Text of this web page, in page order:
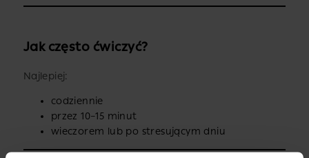
Jak często ćwiczyć?
Najlepiej:
codziennie
przez 10–15 minut
wieczorem lub po stresującym dniu